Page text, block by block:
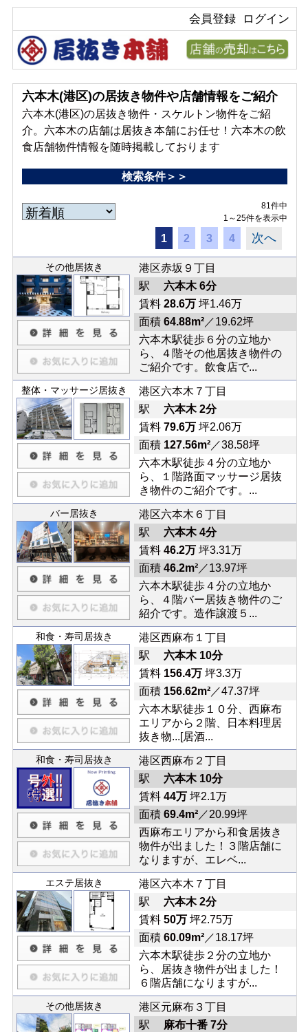
ログイン
会員登録
六本木(港区)の居抜き物件や店舗情報をご紹介
六本木(港区)の居抜き物件・スケルトン物件をご紹
介。六本木の店舗は居抜き本舗にお任せ！六本木の飲
食店舗物件情報を随時掲載しております
検索条件＞＞
81件中
1～25件を表示中
1 2 3 4 次へ
その他居抜き
港区赤坂９丁目
駅 六本木 6分
賃料 28.6万坪1.46万
面積 64.88m²／19.62坪
六本木駅徒歩６分の立地か
ら、４階その他居抜き物件の
ご紹介です。飲食店で...
整体・マッサージ居抜き
港区六本木７丁目
駅 六本木 2分
賃料 79.6万坪2.06万
面積 127.56m²／38.58坪
六本木駅徒歩４分の立地か
ら、１階路面マッサージ居抜
き物件のご紹介です。...
バー居抜き
港区六本木６丁目
駅 六本木 4分
賃料 46.2万坪3.31万
面積 46.2m²／13.97坪
六本木駅徒歩４分の立地か
ら、４階バー居抜き物件のご
紹介です。造作譲渡５...
和食・寿司居抜き
港区西麻布１丁目
駅 六本木 10分
賃料 156.4万坪3.3万
面積 156.62m²／47.37坪
六本木駅徒歩１０分、西麻布
エリアから２階、日本料理居
抜き物...[居酒...
和食・寿司居抜き
港区西麻布２丁目
駅 六本木 10分
賃料 44万坪2.1万
面積 69.4m²／20.99坪
西麻布エリアから和食居抜き
物件が出ました！３階店舗に
なりますが、エレベ...
エステ居抜き
港区六本木７丁目
駅 六本木 2分
賃料 50万坪2.75万
面積 60.09m²／18.17坪
六本木駅徒歩２分の立地か
ら、居抜き物件が出ました！
６階店舗になりますが...
その他居抜き
港区元麻布３丁目
駅 麻布十番 7分